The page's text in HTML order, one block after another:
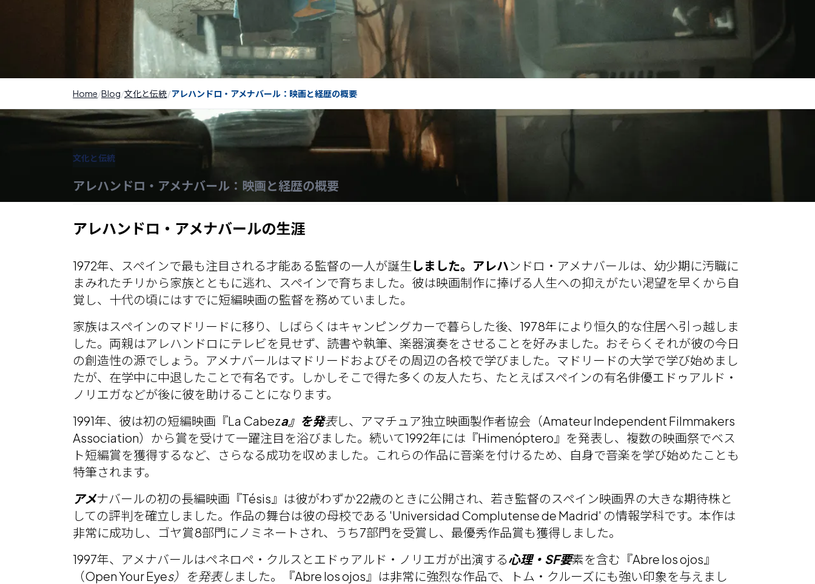
Home Blog 文化と伝統 アレハンドロ・アメナバール：映画と経歴の概要
文化と伝統
アレハンドロ・アメナバール：映画と経歴の概要
アレハンドロ・アメナバールの生涯
1972年、スペインで最も注目される才能ある監督の一人が誕生 しました。アレハ ンドロ・アメナバールは、幼少期に汚職に
まみれたチリから家族とともに逃れ、スペインで育ちました。彼は映画制作に捧げる人生への抑えがたい渇望を早くから自
覚し、十代の頃にはすでに短編映画の監督を務めていました。
家族はスペインのマドリードに移り、しばらくはキャンピングカーで暮らした後、1978年により恒久的な住居へ引っ越しま
した。両親はアレハンドロにテレビを見せず、読書や執筆、楽器演奏をさせることを好みました。おそらくそれが彼の今日
の創造性の源でしょう。アメナバールはマドリードおよびその周辺の各校で学びました。マドリードの大学で学び始めまし
たが、在学中に中退したことで有名です。しかしそこで得た多くの友人たち、たとえばスペインの有名俳優エドゥアルド・
ノリエガなどが後に彼を助けることになります。
1991年、彼は初の短編映画『La Cabeza』を発表し、アマチュア独立映画製作者協会（Amateur Independent Filmmakers
Association）から賞を受けて一躍注目を浴びました。続いて1992年には『Himenóptero』を発表し、複数の映画祭でベス
ト短編賞を獲得するなど、さらなる成功を収めました。これらの作品に音楽を付けるため、自身で音楽を学び始めたことも
特筆されます。
アメナバールの初の長編映画『Tésis』は彼がわずか22歳のときに公開され、若き監督のスペイン映画界の大きな期待株と
しての評判を確立しました。作品の舞台は彼の母校である 'Universidad Complutense de Madrid' の情報学科です。本作は
非常に成功し、ゴヤ賞8部門にノミネートされ、うち7部門を受賞し、最優秀作品賞も獲得しました。
1997年、アメナバールはペネロペ・クルスとエドゥアルド・ノリエガが出演する心理・SF要素を含む『Abre los ojos』
（Open Your Eyes）を発表し ました。『Abre los ojos』は非常に強烈な作品で、トム・クルーズにも強い印象を与えまし